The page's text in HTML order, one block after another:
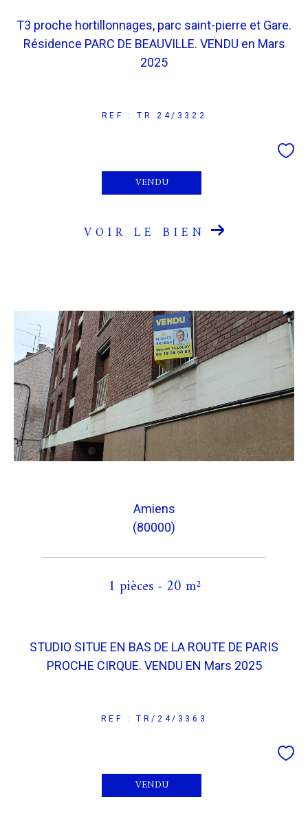
T3 proche hortillonnages, parc saint-pierre et Gare.
Résidence PARC DE BEAUVILLE. VENDU en Mars
2025
REF : TR 24/3322
VENDU
VOIR LE BIEN
Amiens
(80000)
1 pièces - 20 m²
STUDIO SITUE EN BAS DE LA ROUTE DE PARIS
PROCHE CIRQUE. VENDU EN Mars 2025
REF : TR/24/3363
VENDU
COUPS DE COEUR EXCLUSIVITÉS